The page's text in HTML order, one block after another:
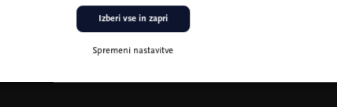
Spremeni nastavitve
Izberi vse in zapri